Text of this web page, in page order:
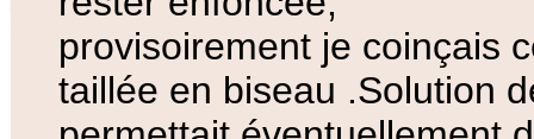
provisoirement je coinçais
taillée en biseau .Solution